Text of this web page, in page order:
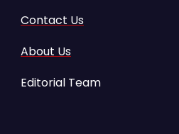
Contact Us
About Us
Editorial Team